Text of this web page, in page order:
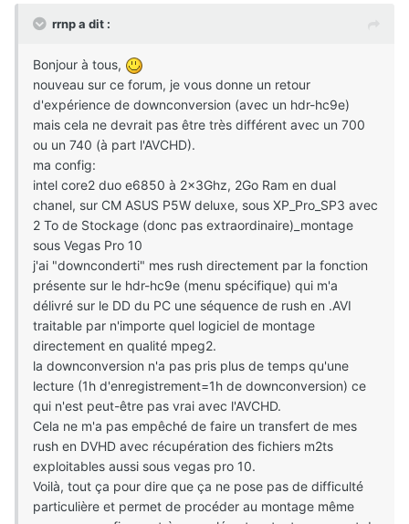
rrnp a dit :
Bonjour à tous,
nouveau sur ce forum, je vous donne un retour
d'expérience de downconversion (avec un hdr-hc9e)
mais cela ne devrait pas être très différent avec un 700
ou un 740 (à part l'AVCHD).
ma config:
intel core2 duo e6850 à 2x3Ghz, 2Go Ram en dual
chanel, sur CM ASUS P5W deluxe, sous XP_Pro_SP3 avec
2 To de Stockage (donc pas extraordinaire)_montage
sous Vegas Pro 10
j'ai "downconderti" mes rush directement par la fonction
présente sur le hdr-hc9e (menu spécifique) qui m'a
délivré sur le DD du PC une séquence de rush en .AVI
traitable par n'importe quel logiciel de montage
directement en qualité mpeg2.
la downconversion n'a pas pris plus de temps qu'une
lecture (1h d'enregistrement=1h de downconversion) ce
qui n'est peut-être pas vrai avec l'AVCHD.
Cela ne m'a pas empêché de faire un transfert de mes
rush en DVHD avec récupération des fichiers m2ts
exploitables aussi sous vegas pro 10.
Voilà, tout ça pour dire que ça ne pose pas de difficulté
particulière et permet de procéder au montage même